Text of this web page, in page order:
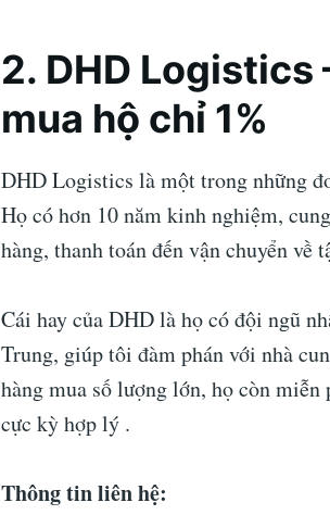
2. DHD
mua hộ chỉ 1%
DHD Logistics là một trong những
Họ có hơn 10 năm kinh nghiệm,
hàng, thanh toán đến vận chuyển về
Cái hay của DHD là họ có đội ngũ
Trung, giúp tôi đàm phán với nhà
hàng mua số lượng lớn, họ còn
cực kỳ hợp lý .
Thông tin liên hệ: